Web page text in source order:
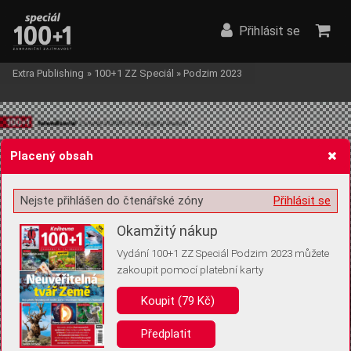
Žádost o souhlas s ukládáním volitelných informací
Pro základní fungování webu nepotřebujeme ukládat žádné informace
(tzv. cookies apod.). Rádi bychom vás ale požádali o souhlas s
uložením volitelných informací:
Anonymní unikátní ID
Přihlásit se
Extra Publishing » 100+1 ZZ Speciál » Podzim 2023
Placený obsah
Přihlásit se
Nejste přihlášen do čtenářské zóny
Okamžitý nákup
Vydání 100+1 ZZ Speciál Podzim 2023 můžete
zakoupit pomocí platební karty
Koupit (79 Kč)
Předplatit